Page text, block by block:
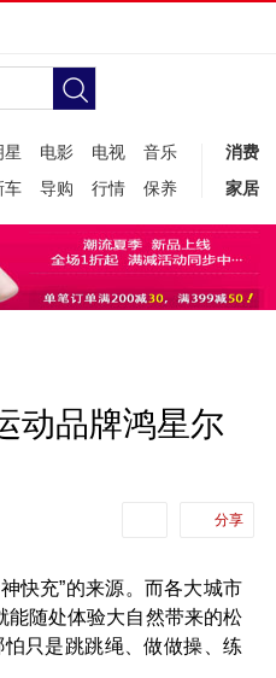
星 电影 电视
音乐
车 导购 行情 保养
消费
家居
动品牌鸿星尔
分享
快充”的来源。而各大城市
能随处体验大自然带来的松
只是跳跳绳、做做操、练